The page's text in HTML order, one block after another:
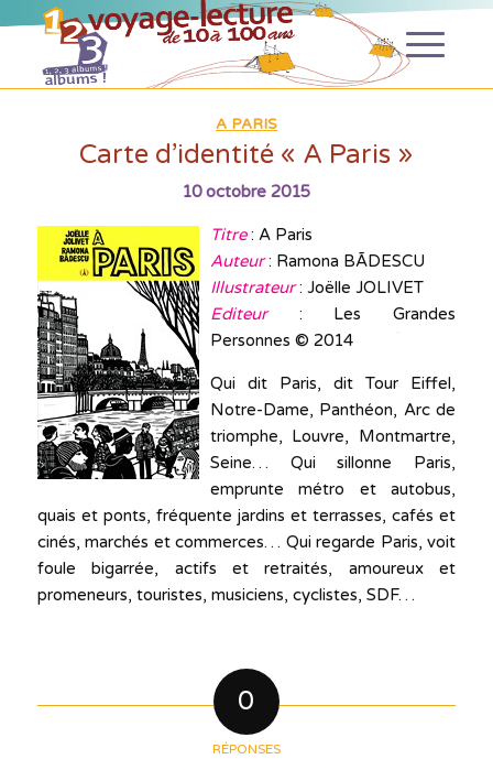
A PARIS
Carte d’identité « A Paris »
10 octobre 2015
Titre: A Paris
Auteur: Ramona BÃDESCU
Illustrateur: Joëlle JOLIVET
Editeur: Les Grandes
Personnes © 2014
Qui dit Paris, dit Tour Eiffel,
Notre-Dame, Panthéon, Arc de
triomphe, Louvre, Montmartre,
Seine… Qui sillonne Paris,
emprunte métro et autobus,
quais et ponts, fréquente jardins et terrasses, cafés et
cinés, marchés et commerces… Qui regarde Paris, voit
foule bigarrée, actifs et retraités, amoureux et
promeneurs, touristes, musiciens, cyclistes, SDF…
0
RÉPONSES